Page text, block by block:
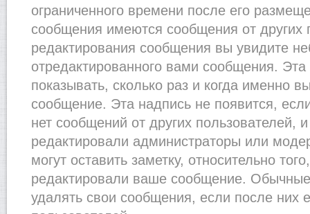
ограниченного времени после его
сообщения имеются сообщения от других
редактирования сообщения вы увидите
отредактированного вами сообщения. Эта
показывать, сколько раз и когда именно
сообщение. Эта надпись не появится,
нет сообщений от других пользователей,
редактировали администраторы или
могут оставить заметку, относительно
редактировали ваше сообщение. Обычные
удалять свои сообщения, если после них